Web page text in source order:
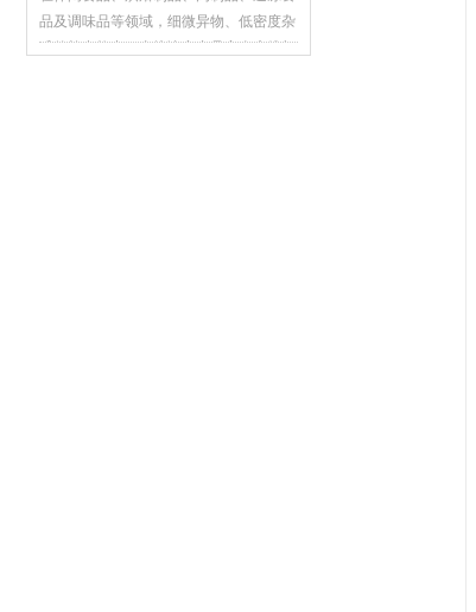
流向市场，极易引发消费者投诉索赔、产
品批量召回，企业还将面临市场监管部门
用。传统人工肉眼检测、单一金属检测仪
存在明显短板，不仅检测效率低下、漏检
误检频发，还无法识别玻璃、砂石、硬质
品及调味品等领域，细微异物、低密度杂
质的检出能力，直接决定产品安全底线与